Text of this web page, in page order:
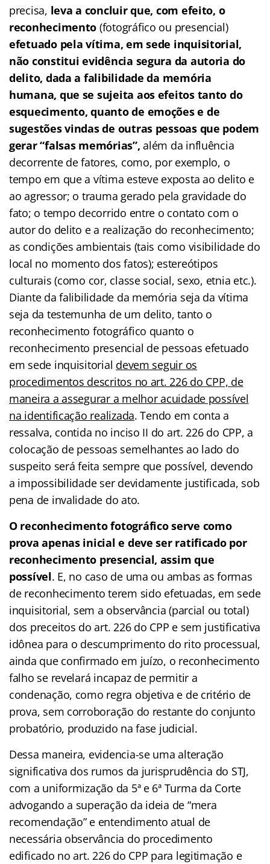
precisa, leva a concluir que, com efeito, o
reconhecimento (fotográfico ou presencial)
efetuado pela vítima, em sede inquisitorial,
não constitui evidência segura da autoria do
delito, dada a falibilidade da memória
humana, que se sujeita aos efeitos tanto do
esquecimento, quanto de emoções e de
sugestões vindas de outras pessoas que podem
gerar “falsas memórias”, além da influência
decorrente de fatores, como, por exemplo, o
tempo em que a vítima esteve exposta ao delito e
ao agressor; o trauma gerado pela gravidade do
fato; o tempo decorrido entre o contato com o
autor do delito e a realização do reconhecimento;
as condições ambientais (tais como visibilidade do
local no momento dos fatos); estereótipos
culturais (como cor, classe social, sexo, etnia etc.).
Diante da falibilidade da memória seja da vítima
seja da testemunha de um delito, tanto o
reconhecimento fotográfico quanto o
reconhecimento presencial de pessoas efetuado
em sede inquisitorial devem seguir os
procedimentos descritos no art. 226 do CPP, de
maneira a assegurar a melhor acuidade possível
na identificação realizada. Tendo em conta a
ressalva, contida no inciso II do art. 226 do CPP, a
colocação de pessoas semelhantes ao lado do
suspeito será feita sempre que possível, devendo
a impossibilidade ser devidamente justificada, sob
pena de invalidade do ato.
O reconhecimento fotográfico serve como
prova apenas inicial e deve ser ratificado por
reconhecimento presencial, assim que
possível. E, no caso de uma ou ambas as formas
de reconhecimento terem sido efetuadas, em sede
inquisitorial, sem a observância (parcial ou total)
dos preceitos do art. 226 do CPP e sem justificativa
idônea para o descumprimento do rito processual,
ainda que confirmado em juízo, o reconhecimento
falho se revelará incapaz de permitir a
condenação, como regra objetiva e de critério de
prova, sem corroboração do restante do conjunto
probatório, produzido na fase judicial.
Dessa maneira, evidencia-se uma alteração
significativa dos rumos da jurisprudência do STJ,
com a uniformização da 5ª e 6ª Turma da Corte
advogando a superação da ideia de “mera
recomendação” e entendimento atual de
necessária observância do procedimento
edificado no art. 226 do CPP para legitimação e